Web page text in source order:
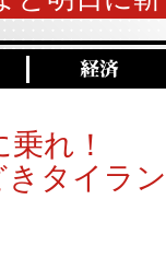
れ！
きタイラ